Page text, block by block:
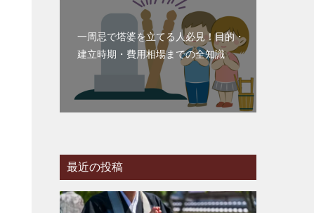
一周忌で塔婆を立てる人必見！目的・
建立時期・費用相場までの全知識
最近の投稿